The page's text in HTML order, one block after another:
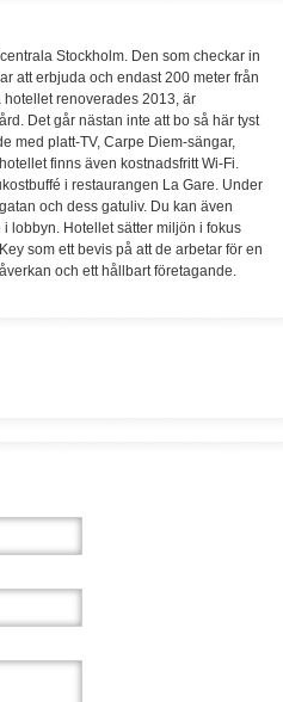
Stockholm. Den som checkar in
att erbjuda och endast 200 meter från
renoverades 2013, är
Det går nästan inte att bo så här tyst
med platt-TV, Carpe Diem-sängar,
finns även kostnadsfritt Wi-Fi.
i restaurangen La Gare. Under
och dess gatuliv. Du kan även
lobbyn. Hotellet sätter miljön i fokus
som ett bevis på att de arbetar för en
och ett hållbart företagande.